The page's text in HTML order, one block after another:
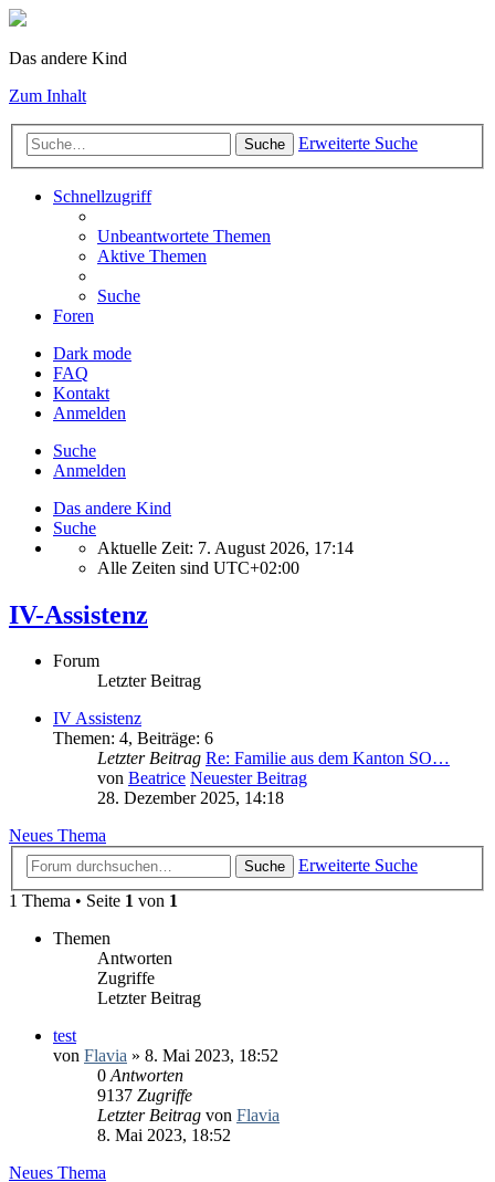
Das andere Kind
Zum Inhalt
Suche Erweiterte Suche
Schnellzugriff
Unbeantwortete Themen
Aktive Themen
Suche
Foren
Dark mode
FAQ
Kontakt
Anmelden
Suche
Anmelden
Das andere Kind
Suche
Aktuelle Zeit: 7. August 2026, 17:14
Alle Zeiten sind UTC+02:00
IV-Assistenz
Forum
Letzter Beitrag
IV Assistenz
Themen: 4, Beiträge: 6
Letzter Beitrag Re: Familie aus dem Kanton SO…
von Beatrice Neuester Beitrag
28. Dezember 2025, 14:18
Neues Thema
Suche
Erweiterte Suche
1 Thema • Seite 1 von 1
Themen
Antworten
Zugriffe
Letzter Beitrag
test
von Flavia » 8. Mai 2023, 18:52
0 Antworten
9137 Zugriffe
Letzter Beitrag von Flavia
8. Mai 2023, 18:52
Neues Thema